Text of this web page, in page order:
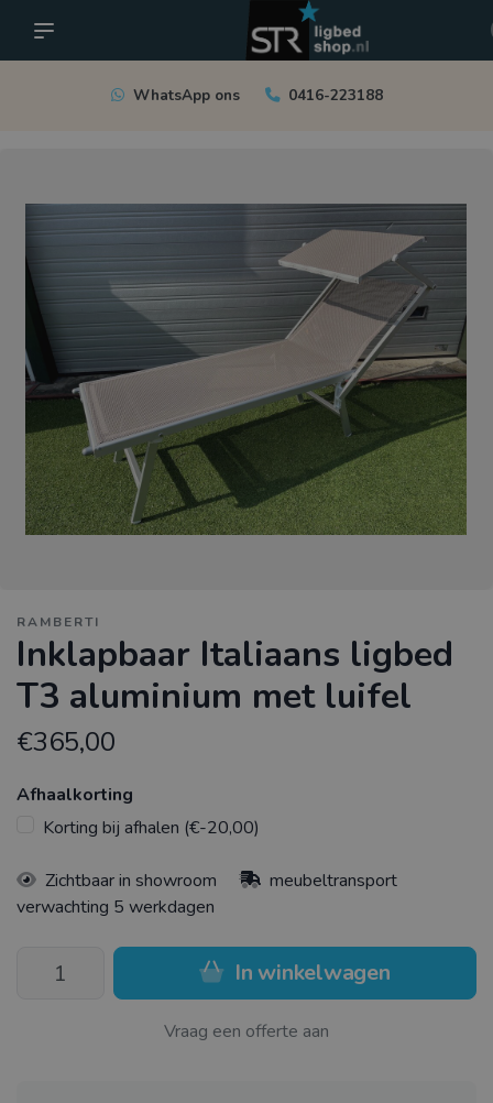
WhatsApp ons 0416-223188
RAMBERTI
Inklapbaar Italiaans ligbed
T3 aluminium met luifel
€365,00
Afhaalkorting
Korting bij afhalen (€-20,00)
Zichtbaar in showroom
meubeltransport
verwachting 5 werkdagen
In winkelwagen
Vraag een offerte aan